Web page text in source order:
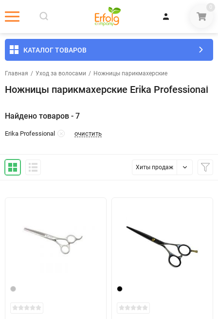
0
КАТАЛОГ ТОВАРОВ
Главная / Уход за волосами / Ножницы парикмахерские
Ножницы парикмахерские Erika Professional
Найдено товаров - 7
Erika Professional очистить
Хиты продаж